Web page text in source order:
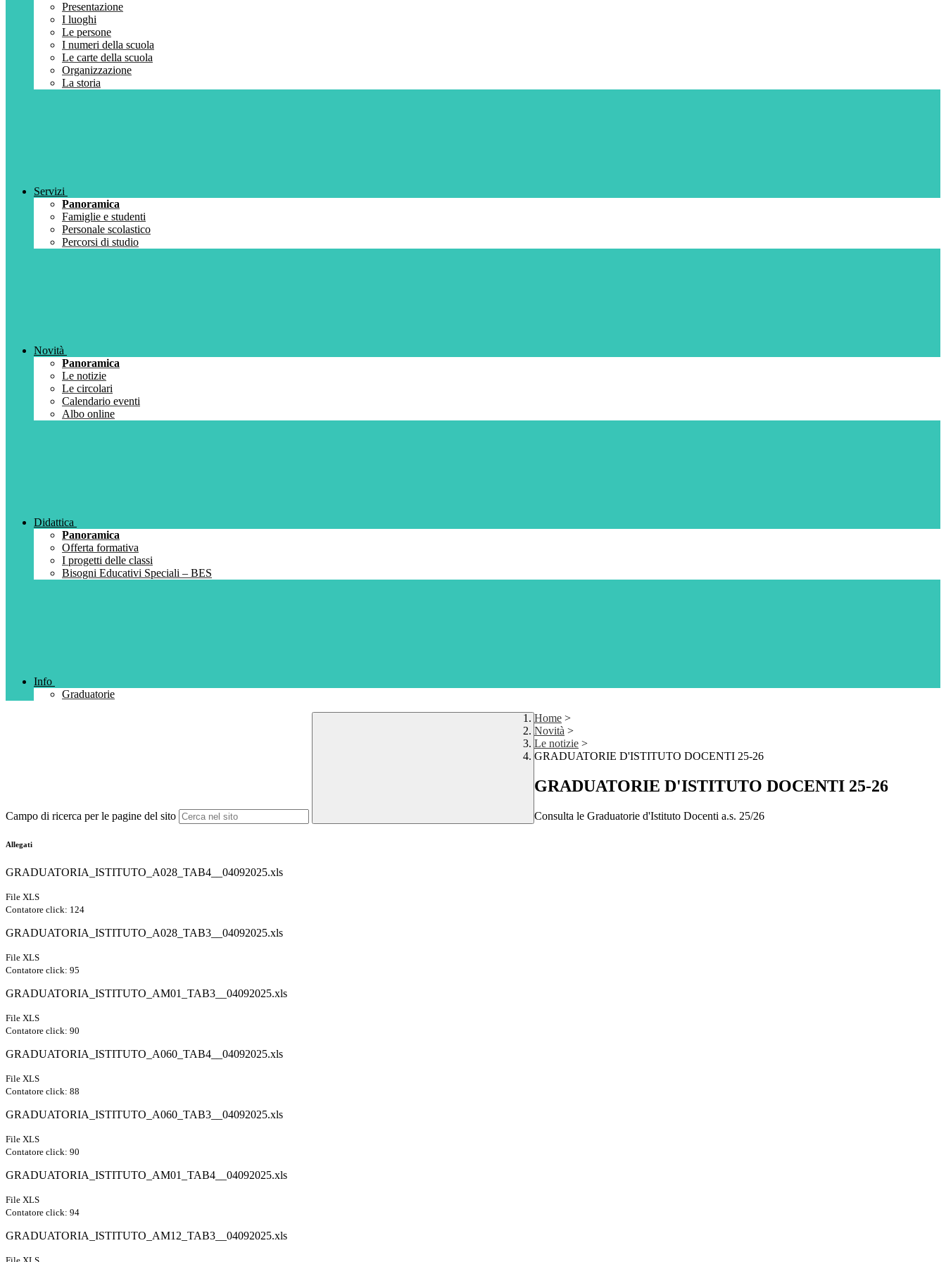
Presentazione
I luoghi
Le persone
I numeri della scuola
Le carte della scuola
Organizzazione
La storia
Servizi
Panoramica
Famiglie e studenti
Personale scolastico
Percorsi di studio
Novità
Panoramica
Le notizie
Le circolari
Calendario eventi
Albo online
Didattica
Panoramica
Offerta formativa
I progetti delle classi
Bisogni Educativi Speciali – BES
Info
Graduatorie
Campo di ricerca per le pagine del sito
Home >
Novità >
Le notizie >
GRADUATORIE D'ISTITUTO DOCENTI 25-26
GRADUATORIE D'ISTITUTO DOCENTI 25-26
Consulta le Graduatorie d'Istituto Docenti a.s. 25/26
Allegati
GRADUATORIA_ISTITUTO_A028_TAB4__04092025.xls
File XLS
Contatore click: 124
GRADUATORIA_ISTITUTO_A028_TAB3__04092025.xls
File XLS
Contatore click: 95
GRADUATORIA_ISTITUTO_AM01_TAB3__04092025.xls
File XLS
Contatore click: 90
GRADUATORIA_ISTITUTO_A060_TAB4__04092025.xls
File XLS
Contatore click: 88
GRADUATORIA_ISTITUTO_A060_TAB3__04092025.xls
File XLS
Contatore click: 90
GRADUATORIA_ISTITUTO_AM01_TAB4__04092025.xls
File XLS
Contatore click: 94
GRADUATORIA_ISTITUTO_AM12_TAB3__04092025.xls